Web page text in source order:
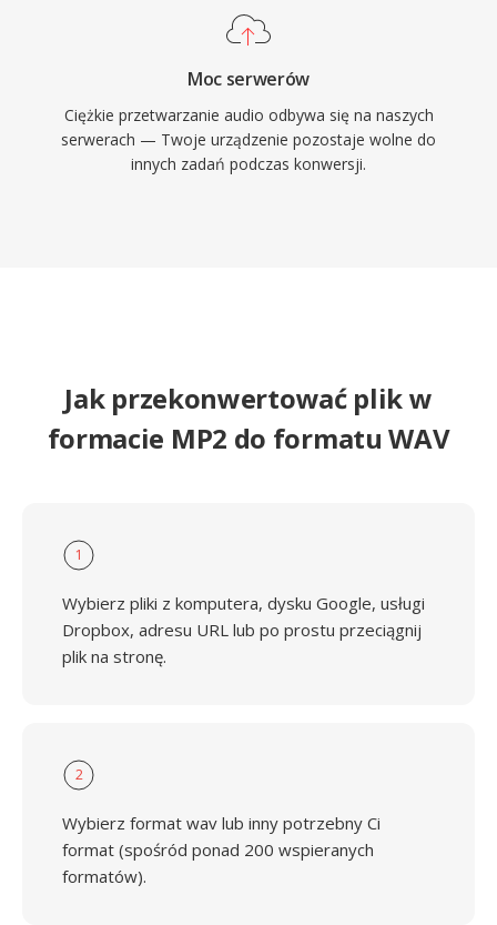
Moc serwerów
Ciężkie przetwarzanie audio odbywa się na naszych
serwerach — Twoje urządzenie pozostaje wolne do
innych zadań podczas konwersji.
Jak przekonwertować plik w
formacie MP2 do formatu WAV
1
Wybierz pliki z komputera, dysku Google, usługi
Dropbox, adresu URL lub po prostu przeciągnij
plik na stronę.
2
Wybierz format wav lub inny potrzebny Ci
format (spośród ponad 200 wspieranych
formatów).